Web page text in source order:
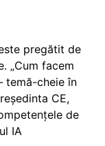
pregătit de
„Cum facem
temă-cheie în
CE,
de
IA